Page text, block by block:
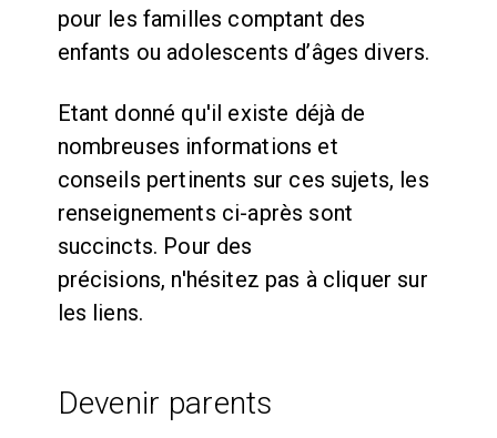
pour les familles comptant des
enfants ou adolescents d’âges divers.
Etant donné qu'il existe déjà de
nombreuses informations et
conseils pertinents sur ces sujets, les
renseignements ci-après sont
succincts. Pour des
précisions, n'hésitez pas à cliquer sur
les liens.
Devenir parents